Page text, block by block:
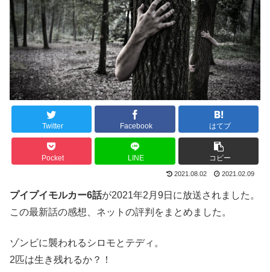
Twitter Facebook はてブ
Pocket LINE コピー
2021.08.02 2021.02.09
プイプイモルカー6話が2021年2月9日に放送されました。
この最新話の感想、ネットの評判をまとめました。
ゾンビに襲われるシロモとテディ。
2匹は生き残れるか？！